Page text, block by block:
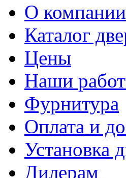
О компании
Каталог
Цены
Наши
Фурнитура
Оплата и
Установка
Дилерам